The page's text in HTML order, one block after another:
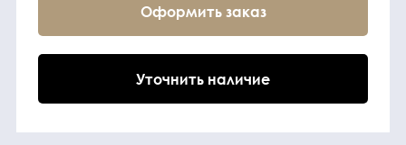
Ходовые части
Электрическая
система
Оформить заказ
Уточнить наличие